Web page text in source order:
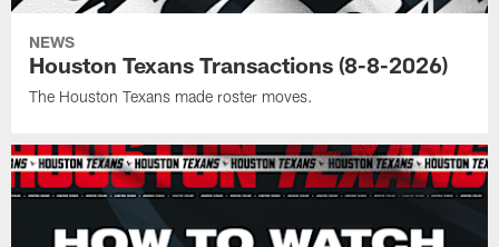
NEWS
Houston Texans Transactions (8-8-2026)
The Houston Texans made roster moves.